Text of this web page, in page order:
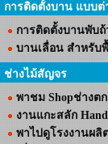
การติดตั้งบาน แบบต่
การติดตั้งบานพับถ้
บานเลื่อน สำหรับ
ช่างไม้สัญจร
พาชม Shopช่างต
งานแกะสลัก
พาไปดูโรงงานผลิ